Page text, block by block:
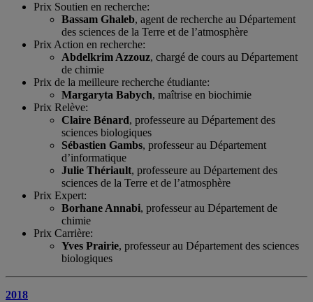
Prix Soutien en recherche:
Bassam Ghaleb, agent de recherche au Département
des sciences de la Terre et de l’atmosphère
Prix Action en recherche:
Abdelkrim Azzouz, chargé de cours au Département
de chimie
Prix de la meilleure recherche étudiante:
Margaryta Babych, maîtrise en biochimie
Prix Relève:
Claire Bénard, professeure au Département des
sciences biologiques
Sébastien Gambs, professeur au Département
d’informatique
Julie Thériault, professeure au Département des
sciences de la Terre et de l’atmosphère
Prix Expert:
Borhane Annabi, professeur au Département de
chimie
Prix Carrière:
Yves Prairie, professeur au Département des sciences
biologiques
2018